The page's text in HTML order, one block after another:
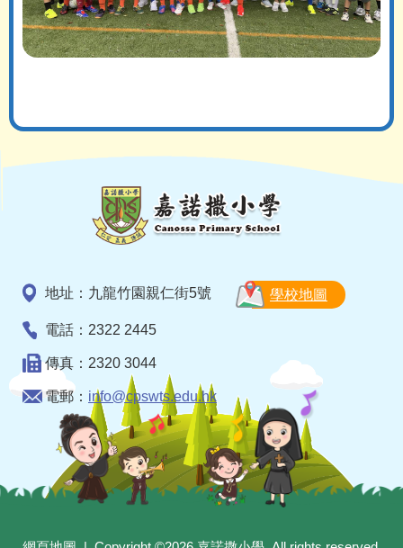
地址：九龍竹園親仁街5號 學校地圖
電話：2322 2445
傳真：2320 3044
電郵： info@cpswts.edu.hk